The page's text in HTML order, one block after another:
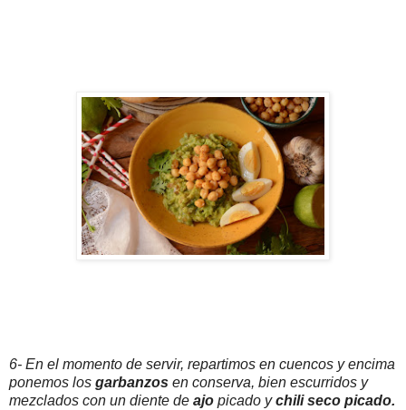
6- En el momento de servir, repartimos en cuencos y encima
ponemos los garbanzos en conserva, bien escurridos y
mezclados con un diente de ajo picado ychili seco picado.